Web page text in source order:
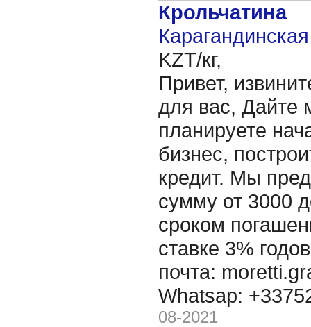
Крольчатина
KZT/кг,
Привет,
для вас, Дайте
планируете
бизнес,
кредит. Мы
сумму от 3000
сроком
ставке 3%
почта:
Whatsap:
08-2021